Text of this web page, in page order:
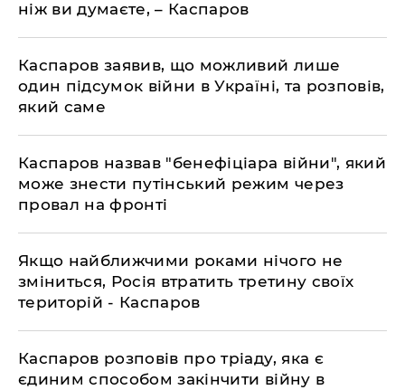
ніж ви думаєте, – Каспаров
​Каспаров заявив, що можливий лише
один підсумок війни в Україні, та розповів,
який саме
​Каспаров назвав "бенефіціара війни", який
може знести путінський режим через
провал на фронті
​Якщо найближчими роками нічого не
зміниться, Росія втратить третину своїх
територій - Каспаров
Каспаров розповів про тріаду, яка є
єдиним способом закінчити війну в